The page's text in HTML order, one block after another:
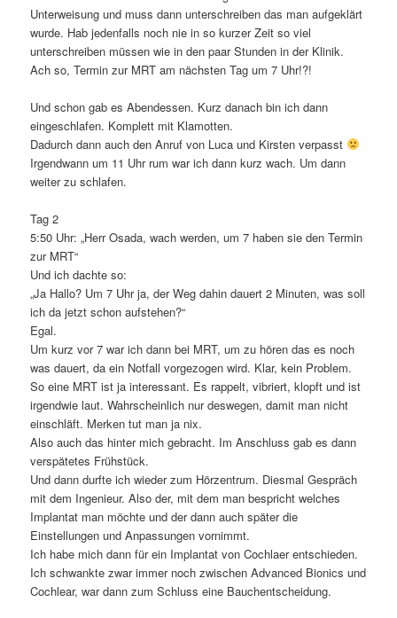
Unterweisung und muss dann unterschreiben das man aufgeklärt
wurde. Hab jedenfalls noch nie in so kurzer Zeit so viel
unterschreiben müssen wie in den paar Stunden in der Klinik.
Ach so, Termin zur MRT am nächsten Tag um 7 Uhr!?!
Und schon gab es Abendessen. Kurz danach bin ich dann
eingeschlafen. Komplett mit Klamotten.
Dadurch dann auch den Anruf von Luca und Kirsten verpasst
Irgendwann um 11 Uhr rum war ich dann kurz wach. Um dann
weiter zu schlafen.
Tag 2
5:50 Uhr: „Herr Osada, wach werden, um 7 haben sie den Termin
zur MRT“
Und ich dachte so:
„Ja Hallo? Um 7 Uhr ja, der Weg dahin dauert 2 Minuten, was soll
ich da jetzt schon aufstehen?“
Egal.
Um kurz vor 7 war ich dann bei MRT, um zu hören das es noch
was dauert, da ein Notfall vorgezogen wird. Klar, kein Problem.
So eine MRT ist ja interessant. Es rappelt, vibriert, klopft und ist
irgendwie laut. Wahrscheinlich nur deswegen, damit man nicht
einschläft. Merken tut man ja nix.
Also auch das hinter mich gebracht. Im Anschluss gab es dann
verspätetes Frühstück.
Und dann durfte ich wieder zum Hörzentrum. Diesmal Gespräch
mit dem Ingenieur. Also der, mit dem man bespricht welches
Implantat man möchte und der dann auch später die
Einstellungen und Anpassungen vornimmt.
Ich habe mich dann für ein Implantat von Cochlaer entschieden.
Ich schwankte zwar immer noch zwischen Advanced Bionics und
Cochlear, war dann zum Schluss eine Bauchentscheidung.